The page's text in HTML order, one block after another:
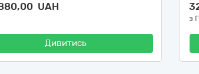
UAH
Дивитись
з